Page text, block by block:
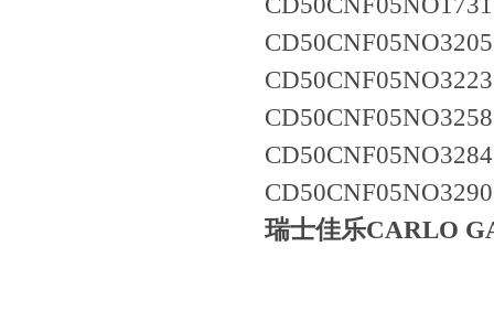
瑞士佳乐CARLO